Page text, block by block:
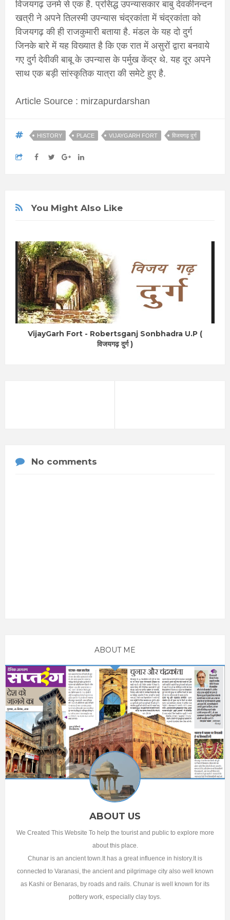
विजयगढ़ उनमे से एक है. प्रसिद्ध उपन्यासकार बाबु देवकीनन्दन
खत्री ने अपने तिलस्मी उपन्यास चंद्रकांता में चंद्रकांता को
विजयगढ़ की ही राजकुमारी बताया है. मंडल के यह दो दुर्ग
जिनके बारे में यह विख्यात है कि एक रात में असुरों द्वारा बनवाये
गए दुर्ग देवीकी बाबू के उपन्यास के पर्मुख केंद्र थे. यह दूर अपने
साथ एक बड़ी सांस्कृतिक यात्रा की समेटे हुए है.
Article Source : mirzapurdarshan
HISTORY PLACE VIJAYGARH FORT विजयगढ़ दुर्ग
You Might Also Like
VijayGarh Fort - Robertsganj Sonbhadra U.P (
विजयगढ़ दुर्ग )
No comments
ABOUT ME
ABOUT US
We Created This Website To help the tourist and public to explore more
about this place.
Chunar is an ancient town.It has a great influence in history.It is
connected to Varanasi, the ancient and pilgrimage city also well known
as Kashi or Benaras, by roads and rails. Chunar is well known for its
pottery work, especially clay toys.